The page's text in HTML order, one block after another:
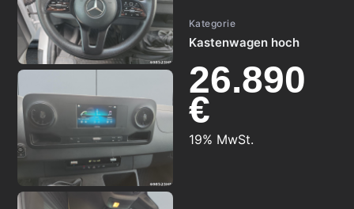
Kategorie
Kastenwagen hoch
26.890
€
19% MwSt.